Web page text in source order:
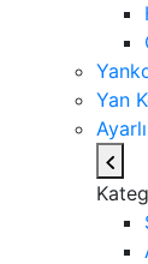
Yan